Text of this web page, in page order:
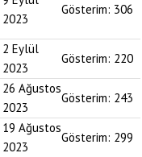
2023
Gösterim: 306
2 Eylül
2023
Gösterim: 220
26 Ağustos
2023
Gösterim: 243
19 Ağustos
2023
Gösterim: 299